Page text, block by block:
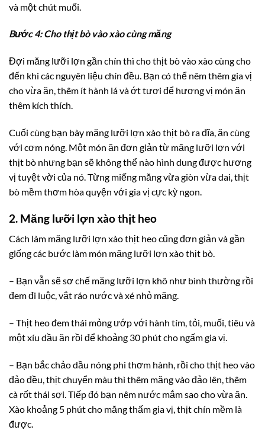
và một chút muối.
Bước 4: Cho thịt bò vào xào cùng măng
Đợi măng lưỡi lợn gần chín thì cho thịt bò vào xào cùng cho
đến khi các nguyên liệu chín đều. Bạn có thể nêm thêm gia vị
cho vừa ăn, thêm ít hành lá và ớt tươi để hương vị món ăn
thêm kích thích.
Cuối cùng bạn bày măng lưỡi lợn xào thịt bò ra đĩa, ăn cùng
với cơm nóng. Một món ăn đơn giản từ măng lưỡi lợn với
thịt bò nhưng bạn sẽ không thể nào hình dung được hương
vị tuyệt vời của nó. Từng miếng măng vừa giòn vừa dai, thịt
bò mềm thơm hòa quyện với gia vị cực kỳ ngon.
2. Măng lưỡi lợn xào thịt heo
Cách làm măng lưỡi lợn xào thịt heo cũng đơn giản và gần
giống các bước làm món măng lưỡi lợn xào thịt bò.
– Bạn vẫn sẽ sơ chế măng lưỡi lợn khô như bình thường rồi
đem đi luộc, vắt ráo nước và xé nhỏ măng.
– Thịt heo đem thái mỏng ướp với hành tím, tỏi, muối, tiêu và
một xíu dầu ăn rồi để khoảng 30 phút cho ngấm gia vị.
– Bạn bắc chảo dầu nóng phi thơm hành, rồi cho thịt heo vào
đảo đều, thịt chuyển màu thì thêm măng vào đảo lên, thêm
cà rốt thái sợi. Tiếp đó bạn nêm nước mắm sao cho vừa ăn.
Xào khoảng 5 phút cho măng thấm gia vị, thịt chín mềm là
được.